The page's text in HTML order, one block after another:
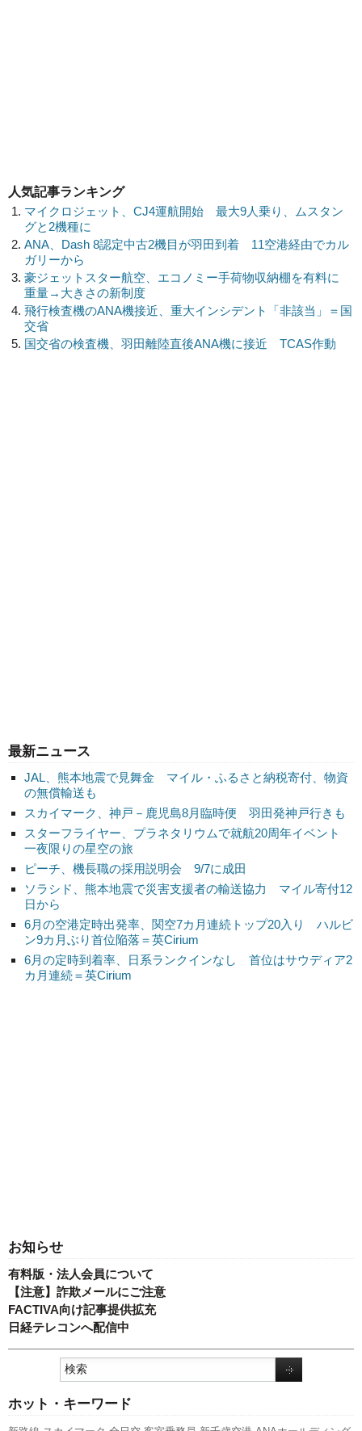
最新ニュース
JAL、熊本地震で見舞金 マイル・ふるさと納税寄付、物資
の無償輸送も
スカイマーク、神戸－鹿児島8月臨時便 羽田発神戸行きも
スターフライヤー、プラネタリウムで就航20周年イベント
一夜限りの星空の旅
ピーチ、機長職の採用説明会 9/7に成田
ソラシド、熊本地震で災害支援者の輸送協力 マイル寄付12
日から
6月の空港定時出発率、関空7カ月連続トップ20入り ハルビ
ン9カ月ぶり首位陥落＝英Cirium
6月の定時到着率、日系ランクインなし 首位はサウディア2
カ月連続＝英Cirium
お知らせ
有料版・法人会員について
【注意】詐欺メールにご注意
FACTIVA向け記事提供拡充
日経テレコンへ配信中
ホット・キーワード
人気記事ランキング
マイクロジェット、CJ4運航開始 最大9人乗り、ムスタン
グと2機種に
ANA、Dash 8認定中古2機目が羽田到着 11空港経由でカル
ガリーから
豪ジェットスター航空、エコノミー手荷物収納棚を有料に
重量→大きさの新制度
飛行検査機のANA機接近、重大インシデント「非該当」＝国
交省
国交省の検査機、羽田離陸直後ANA機に接近 TCAS作動